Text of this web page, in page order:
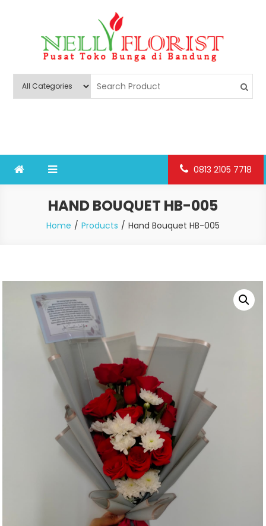
Nelly Florist Bandung
0813 2105 7718
HAND BOUQUET HB-005
Home Products Hand Bouquet HB-005